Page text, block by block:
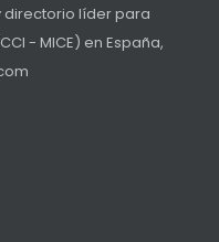
directorio líder para
- MICE) en España,